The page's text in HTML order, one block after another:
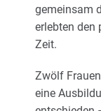
gemeinsam
erlebten den
Zeit.
Zwölf
eine